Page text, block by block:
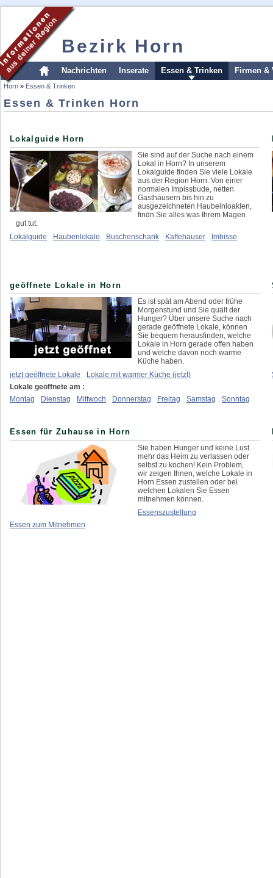
Bezirk Horn
Nachrichten Inserate Essen & Trinken Firmen &
Horn » Essen & Trinken
Essen & Trinken Horn
Lokalguide Horn
Sie sind auf der Suche nach einem
Lokal in Horn? In unserem
Lokalguide finden Sie viele Lokale
aus der Region Horn. Von einer
normalen Impissbude, netten
Gasthäusern bis hin zu
ausgezeichneten Haubelnloaklen,
findn Sie alles was Ihrem Magen
gut tut.
Lokalguide
Haubenlokale Buschenschank Kaffehäuser Imbisse
geöffnete Lokale in Horn
Es ist spät am Abend oder frühe
Morgenstund und Sie quält der
Hunger? Über unsere Suche nach
gerade geöffnete Lokale, können
Sie bequem herausfinden, welche
Lokale in Horn gerade offen haben
und welche davon noch warme
Küche haben.
jetzt geöffnete Lokale
Lokale mit warmer Küche (jetzt)
Lokale geöffnete am :
Montag
Dienstag Mittwoch Donnerstag Freitag Samstag Sonntag
Essen für Zuhause in Horn
Sie haben Hunger und keine Lust
mehr das Heim zu verlassen oder
selbst zu kochen! Kein Problem,
wir zeigen Ihnen, welche Lokale in
Horn Essen zustellen oder bei
welchen Lokalen Sie Essen
mitnehmen können.
Essenszustellung
Essen zum Mitnehmen